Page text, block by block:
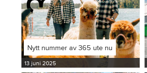
Nytt nummer av 365 ute nu
13 juni 2025